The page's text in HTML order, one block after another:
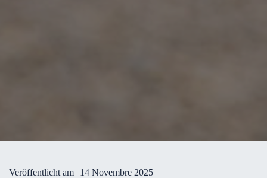
Veröffentlicht am 14 Novembre 2025